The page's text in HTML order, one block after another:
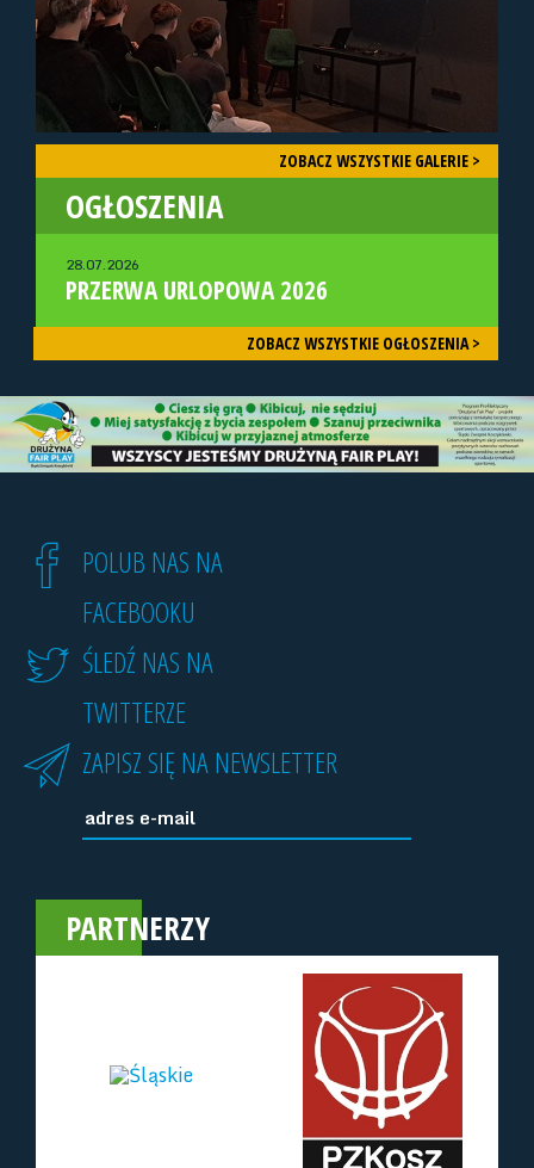
ZOBACZ WSZYSTKIE GALERIE >
OGŁOSZENIA
28.07.2026
PRZERWA URLOPOWA 2026
ZOBACZ WSZYSTKIE OGŁOSZENIA >
POLUB NAS NA
FACEBOOKU
ŚLEDŹ NAS NA
TWITTERZE
ZAPISZ SIĘ NA NEWSLETTER
PARTNERZY